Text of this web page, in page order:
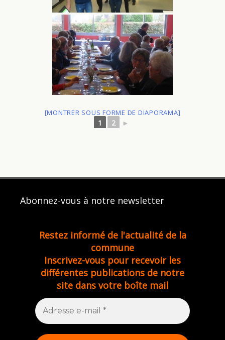
[MONTRER SOUS FORME DE DIAPORAMA]
1 2 ►
Abonnez-vous à notre newsletter
Restez informé de l'actualité de la
commune
Inscrivez-vous pour recevoir les
différentes publications de notre
site dans votre boîte mail